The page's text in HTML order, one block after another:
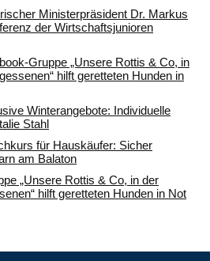
Ministerpräsident Dr. Markus
der Wirtschaftsjunioren
Gruppe „Unsere Rottis & Co, in
hilft geretteten Hunden in
Winterangebote: Individuelle
Stahl
für Hauskäufer: Sicher
am Balaton
„Unsere Rottis & Co, in der
hilft geretteten Hunden in Not